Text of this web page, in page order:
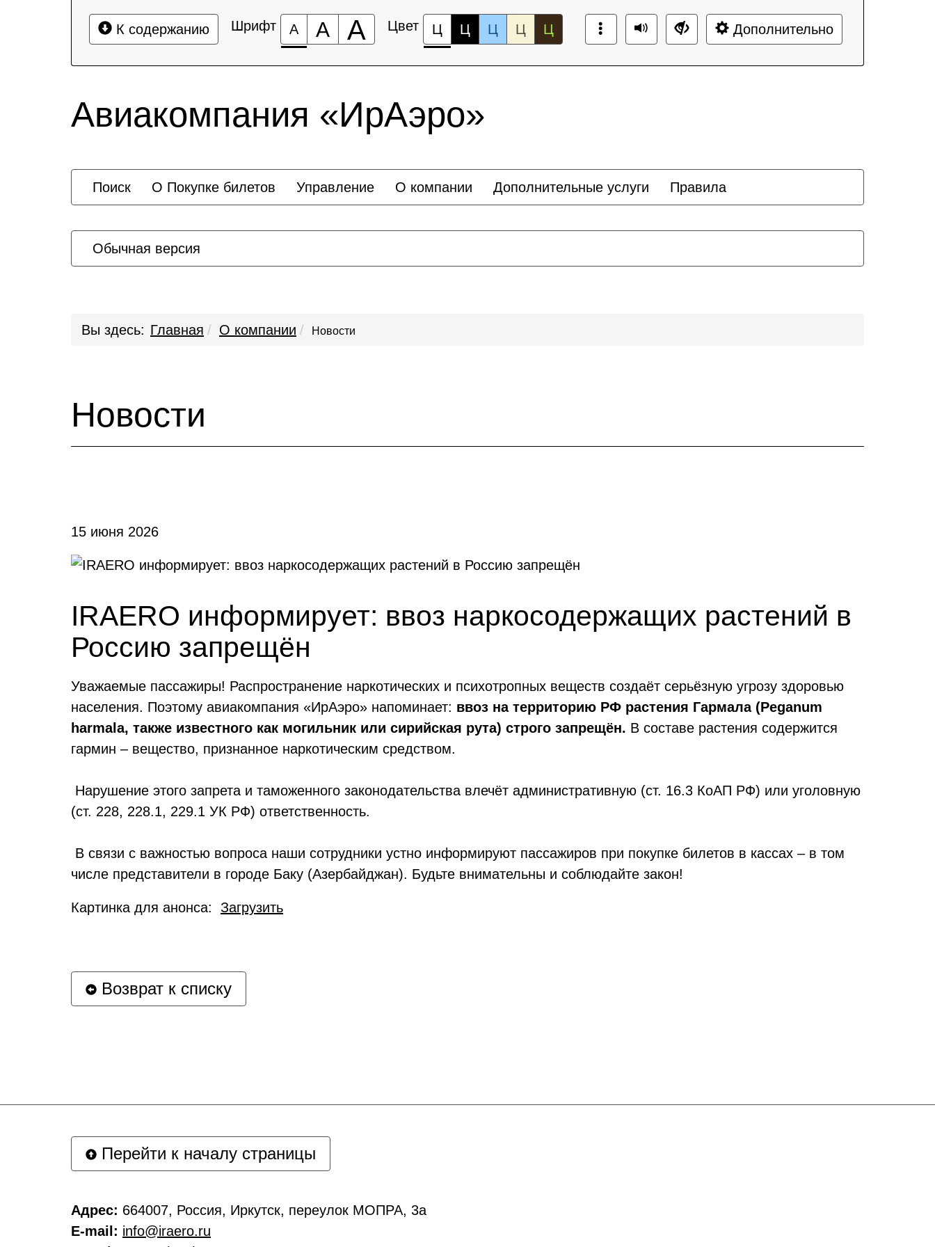
К содержанию Шрифт А А А Цвет Ц Ц Ц Ц Ц Дополнительно
Авиакомпания «ИрАэро»
Поиск О Покупке билетов Управление О компании Дополнительные услуги Правила
Обычная версия
Вы здесь: Главная О компании Новости
Новости
15 июня 2026
IRAERO информирует: ввоз наркосодержащих растений в
Россию запрещён
Уважаемые пассажиры! Распространение наркотических и психотропных веществ создаёт серьёзную угрозу здоровью
населения. Поэтому авиакомпания «ИрАэро» напоминает: ввоз на территорию РФ растения Гармала (Peganum
harmala, также известного как могильник или сирийская рута) строго запрещён. В составе растения содержится
гармин – вещество, признанное наркотическим средством.
Нарушение этого запрета и таможенного законодательства влечёт административную (ст. 16.3 КоАП РФ) или уголовную
(ст. 228, 228.1, 229.1 УК РФ) ответственность.
В связи с важностью вопроса наши сотрудники устно информируют пассажиров при покупке билетов в кассах – в том
числе представители в городе Баку (Азербайджан). Будьте внимательны и соблюдайте закон!
Картинка для анонса: Загрузить
Возврат к списку
Перейти к началу страницы
Адрес: 664007, Россия, Иркутск, переулок МОПРА, 3а
E-mail: info@iraero.ru